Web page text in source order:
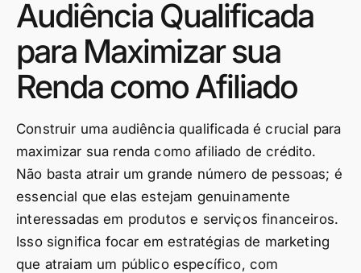
Audiência Qualificada
para Maximizar sua
Renda como Afiliado
Construir uma audiência qualificada é crucial para
maximizar sua renda como afiliado de crédito.
Não basta atrair um grande número de pessoas; é
essencial que elas estejam genuinamente
interessadas em produtos e serviços financeiros.
Isso significa focar em estratégias de marketing
que atraiam um público específico, com